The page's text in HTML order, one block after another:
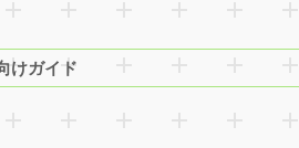
けガイド